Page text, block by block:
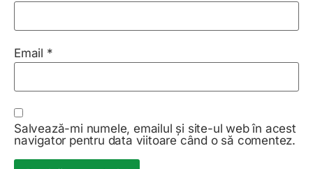
Email *
Salvează-mi numele, emailul și site-ul web în acest
navigator pentru data viitoare când o să comentez.